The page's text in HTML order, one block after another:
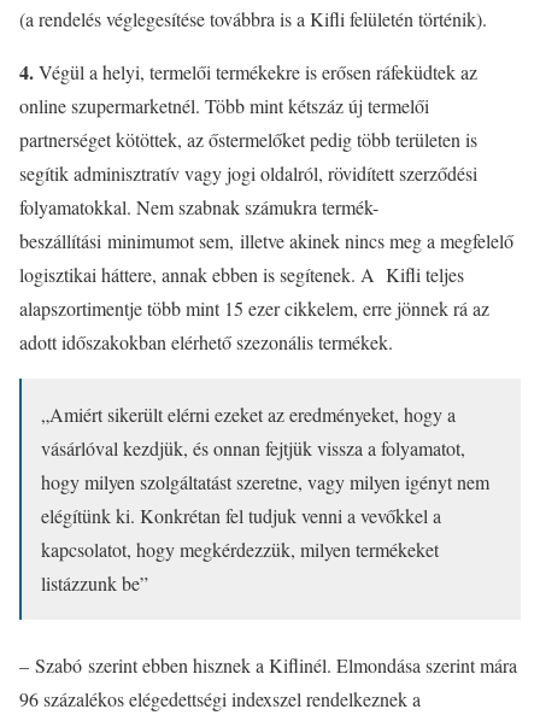
(a rendelés véglegesítése továbbra is a Kifli felületén történik).
4.Végül a helyi, termelői termékekre is erősen ráfeküdtek az
online szupermarketnél. Több mint kétszáz új termelői
partnerséget kötöttek, az őstermelőket pedig több területen is
segítik adminisztratív vagy jogi oldalról, rövidített szerződési
folyamatokkal. Nem szabnak számukra termék-
beszállítási minimumot sem, illetve akinek nincs meg a megfelelő
logisztikai háttere, annak ebben is segítenek. A Kifli teljes
alapszortimentje több mint 15 ezer cikkelem, erre jönnek rá az
adott időszakokban elérhető szezonális termékek.
„Amiért sikerült elérni ezeket az eredményeket, hogy a
vásárlóval kezdjük, és onnan fejtjük vissza a folyamatot,
hogy milyen szolgáltatást szeretne, vagy milyen igényt nem
elégítünk ki. Konkrétan fel tudjuk venni a vevőkkel a
kapcsolatot, hogy megkérdezzük, milyen termékeket
listázzunk be”
– Szabó szerint ebben hisznek a Kiflinél. Elmondása szerint mára
96 százalékos elégedettségi indexszel rendelkeznek a